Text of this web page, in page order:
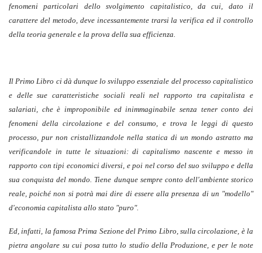
fenomeni particolari dello svolgimento capitalistico, da cui, dato il
carattere del metodo, deve incessantemente trarsi la verifica ed il controllo
della teoria generale e la prova della sua efficienza.
Il Primo Libro ci dà dunque lo sviluppo essenziale del processo capitalistico
e delle sue caratteristiche sociali reali nel rapporto tra capitalista e
salariati, che è improponibile ed inimmaginabile senza tener conto dei
fenomeni della circolazione e del consumo, e trova le leggi di questo
processo, pur non cristallizzandole nella statica di un mondo astratto ma
verificandole in tutte le situazioni: di capitalismo nascente e messo in
rapporto con tipi economici diversi, e poi nel corso del suo sviluppo e della
sua conquista del mondo. Tiene dunque sempre conto dell'ambiente storico
reale, poiché non si potrà mai dire di essere alla presenza di un "modello"
d'economia capitalista allo stato "puro".
Ed, infatti, la famosa Prima Sezione del Primo Libro, sulla circolazione, è la
pietra angolare su cui posa tutto lo studio della Produzione, e per le note